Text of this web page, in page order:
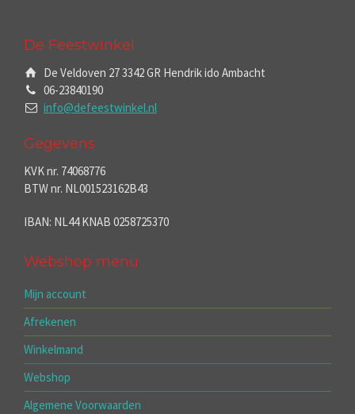
De Feestwinkel
De Veldoven 27 3342 GR Hendrik ido Ambacht
06-23840190
info@defeestwinkel.nl
Gegevens
KVK nr. 74068776
BTW nr. NL001523162B43
IBAN: NL44 KNAB 0258725370
Webshop menu
Mijn account
Afrekenen
Winkelmand
Webshop
Algemene Voorwaarden